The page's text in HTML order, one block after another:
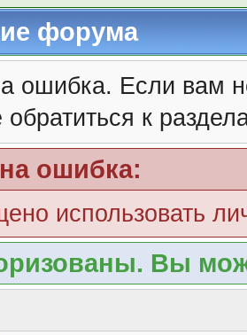
форума
ошибка. Если вам
обратиться к
ошибка:
использовать
Вы